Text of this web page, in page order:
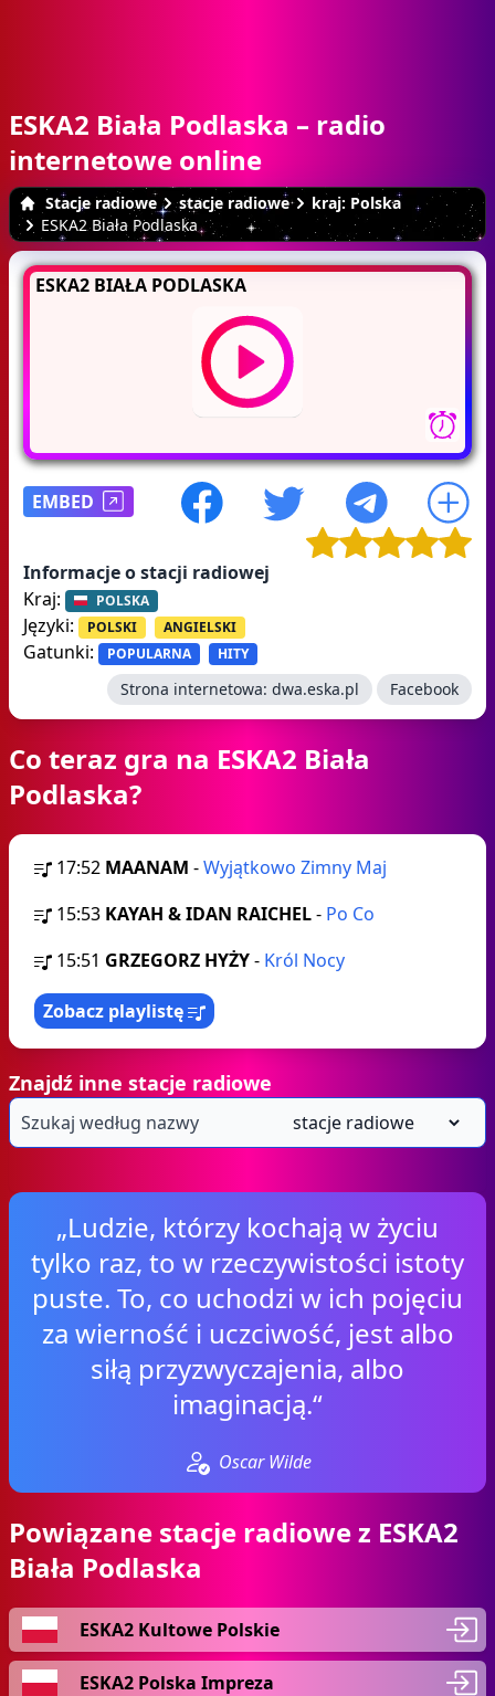
ESKA2 Biała Podlaska – radio
internetowe online
Stacje radiowe stacje radiowe
kraj: Polska
ESKA2 Biała Podlaska
ESKA2 BIAŁA PODLASKA
EMBED
Informacje o stacji radiowej
Kraj:
POLSKA
Języki: POLSKI ANGIELSKI
Gatunki: POPULARNA HITY
Strona internetowa: dwa.eska.pl Facebook
Co teraz gra na ESKA2 Biała
Podlaska?
17:52 MAANAM -Wyjątkowo Zimny Maj
15:53 KAYAH & IDAN RAICHEL- Po Co
15:51 GRZEGORZ HYŻY- Król Nocy
Zobacz playlistę
Znajdź inne stacje radiowe
„Ludzie, którzy kochają w życiu
tylko raz, to w rzeczywistości istoty
puste. To, co uchodzi w ich pojęciu
za wierność i uczciwość, jest albo
siłą przyzwyczajenia, albo
imaginacją.“
Oscar Wilde
Powiązane stacje radiowe z ESKA2
Biała Podlaska
ESKA2 Kultowe Polskie
ESKA2 Polska Impreza